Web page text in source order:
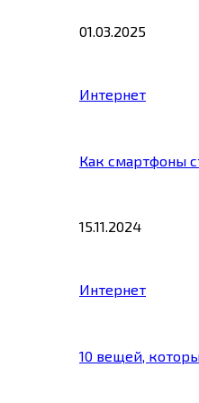
01.03.2025
Интернет
Как смартфоны
15.11.2024
Интернет
10 вещей,